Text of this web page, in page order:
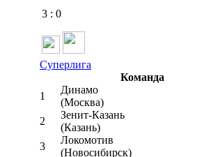
3 : 0
Суперлига
Команда
1
Динамо
(Москва)
2
Зенит-Казань
(Казань)
3
Локомотив
(Новосибирск)